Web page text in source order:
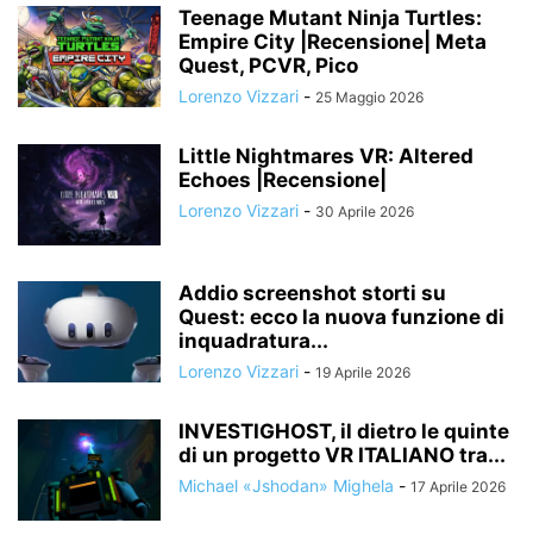
Teenage Mutant Ninja Turtles:
Empire City |Recensione| Meta
Quest, PCVR, Pico
Lorenzo Vizzari - 25 Maggio 2026
Little Nightmares VR: Altered
Echoes |Recensione|
Lorenzo Vizzari - 30 Aprile 2026
Addio screenshot storti su
Quest: ecco la nuova funzione di
inquadratura...
Lorenzo Vizzari - 19 Aprile 2026
INVESTIGHOST, il dietro le quinte
di un progetto VR ITALIANO tra...
Michael «Jshodan» Mighela - 17 Aprile 2026